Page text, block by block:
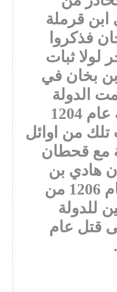
قرملة
فذكروا
لولا ثبات
بخان في
الدولة
هزيمة قاسيه عام 1204
من اوائل
مع قحطان
هادي بن
قرملة منذ عام 1206 من
للدولة
قتل عام